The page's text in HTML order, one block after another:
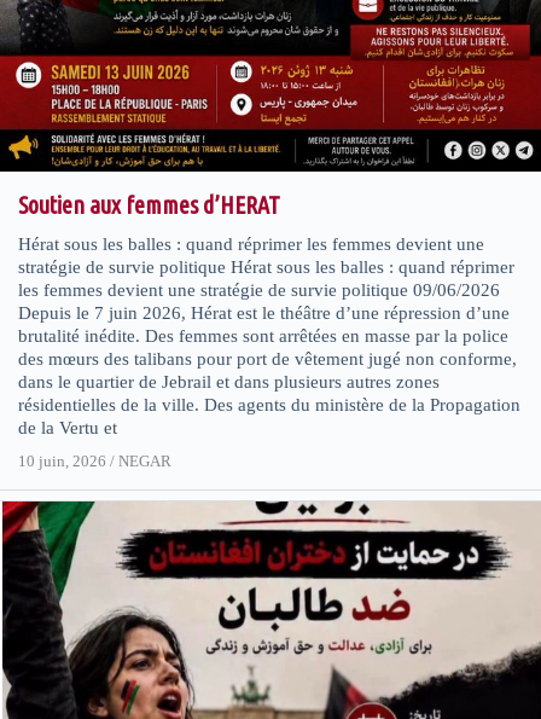
Soutien aux femmes d’HERAT
Hérat sous les balles : quand réprimer les femmes devient une
stratégie de survie politique Hérat sous les balles : quand réprimer
les femmes devient une stratégie de survie politique 09/06/2026
Depuis le 7 juin 2026, Hérat est le théâtre d’une répression d’une
brutalité inédite. Des femmes sont arrêtées en masse par la police
des mœurs des talibans pour port de vêtement jugé non conforme,
dans le quartier de Jebrail et dans plusieurs autres zones
résidentielles de la ville. Des agents du ministère de la Propagation
de la Vertu et
10 juin, 2026 / NEGAR